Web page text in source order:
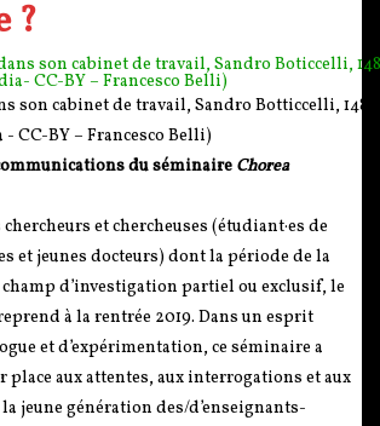
?
son cabinet de travail, Sandro Botticcelli,
CC-BY – Francesco Belli)
du séminaire Chorea
et chercheuses (étudiant·es de
et jeunes docteurs) dont la période de la
champ d’investigation partiel ou exclusif, le
à la rentrée 2019. Dans un esprit
et d’expérimentation, ce séminaire a
place aux attentes, aux interrogations et aux
jeune génération des/d’enseignants-